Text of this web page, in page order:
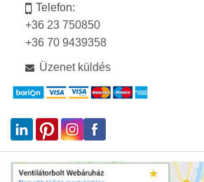
Telefon:
+36 23 750850
+36 70 9439358
Üzenet küldés